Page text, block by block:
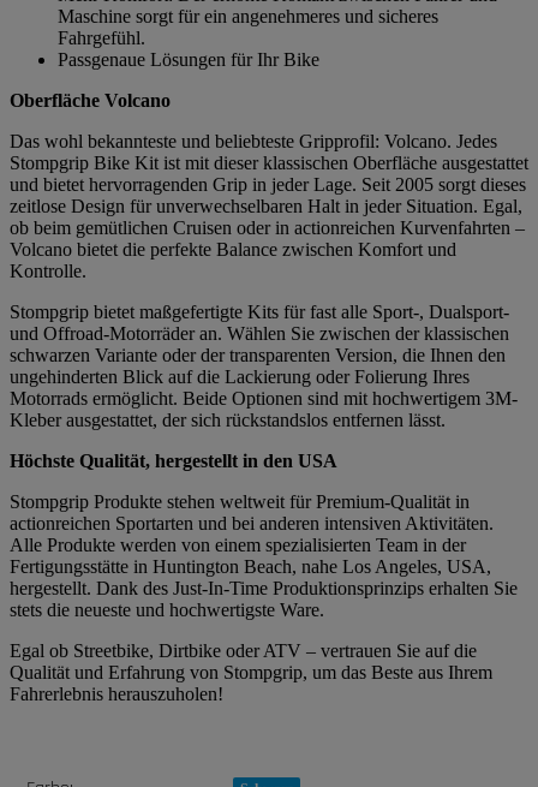
Maschine sorgt für ein angenehmeres und sicheres
Fahrgefühl.
Passgenaue Lösungen für Ihr Bike
Oberfläche Volcano
Das wohl bekannteste und beliebteste Gripprofil: Volcano. Jedes
Stompgrip Bike Kit ist mit dieser klassischen Oberfläche ausgestattet
und bietet hervorragenden Grip in jeder Lage. Seit 2005 sorgt dieses
zeitlose Design für unverwechselbaren Halt in jeder Situation. Egal,
ob beim gemütlichen Cruisen oder in actionreichen Kurvenfahrten –
Volcano bietet die perfekte Balance zwischen Komfort und
Kontrolle.
Stompgrip bietet maßgefertigte Kits für fast alle Sport-, Dualsport-
und Offroad-Motorräder an. Wählen Sie zwischen der klassischen
schwarzen Variante oder der transparenten Version, die Ihnen den
ungehinderten Blick auf die Lackierung oder Folierung Ihres
Motorrads ermöglicht. Beide Optionen sind mit hochwertigem 3M-
Kleber ausgestattet, der sich rückstandslos entfernen lässt.
Höchste Qualität, hergestellt in den USA
Stompgrip Produkte stehen weltweit für Premium-Qualität in
actionreichen Sportarten und bei anderen intensiven Aktivitäten.
Alle Produkte werden von einem spezialisierten Team in der
Fertigungsstätte in Huntington Beach, nahe Los Angeles, USA,
hergestellt. Dank des Just-In-Time Produktionsprinzips erhalten Sie
stets die neueste und hochwertigste Ware.
Egal ob Streetbike, Dirtbike oder ATV – vertrauen Sie auf die
Qualität und Erfahrung von Stompgrip, um das Beste aus Ihrem
Fahrerlebnis herauszuholen!